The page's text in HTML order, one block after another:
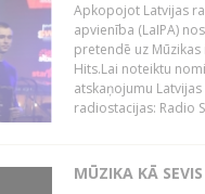
Apkopojot Latvijas
apvienība (LaIPA)
pretendē uz
Hits.Lai noteiktu
atskaņojumu
radiostacijas: Radio
MŪZIKA KĀ